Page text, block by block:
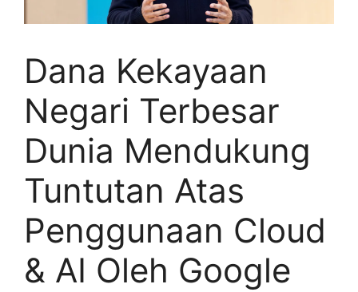
Dana Kekayaan
Negari Terbesar
Dunia Mendukung
Tuntutan Atas
Penggunaan Cloud
& AI Oleh Google